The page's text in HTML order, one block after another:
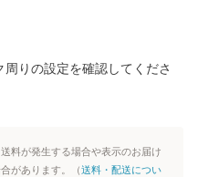
りの設定を確認してくださ
料が発生する場合や表示のお届け
があります。（送料・配送につい